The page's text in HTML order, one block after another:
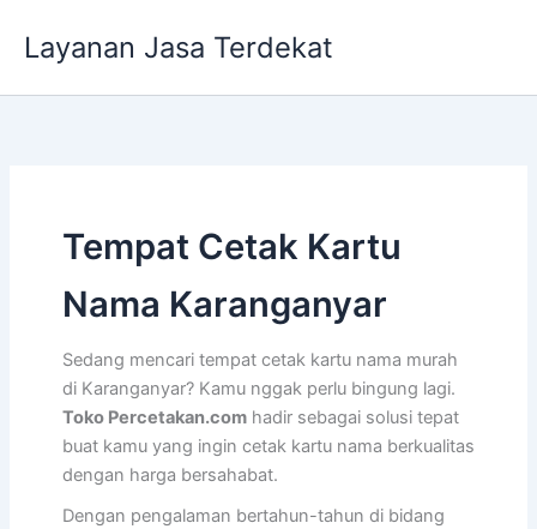
Layanan Jasa Terdekat
Tempat Cetak Kartu
Nama Karanganyar
Sedang mencari tempat cetak kartu nama murah
di Karanganyar? Kamu nggak perlu bingung lagi.
Toko Percetakan.comhadir sebagai solusi tepat
buat kamu yang ingin cetak kartu nama berkualitas
dengan harga bersahabat.
Dengan pengalaman bertahun-tahun di bidang